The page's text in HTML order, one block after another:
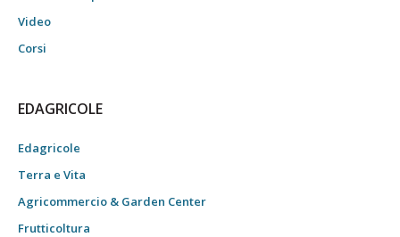
Video
Corsi
EDAGRICOLE
Edagricole
Terra e Vita
Agricommercio & Garden Center
Frutticoltura